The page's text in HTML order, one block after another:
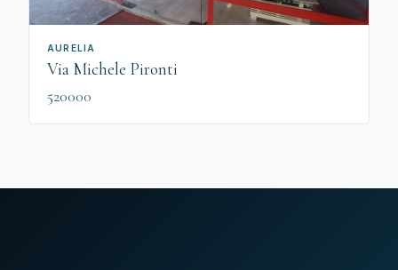
AURELIA
Via Michele Pironti
520000